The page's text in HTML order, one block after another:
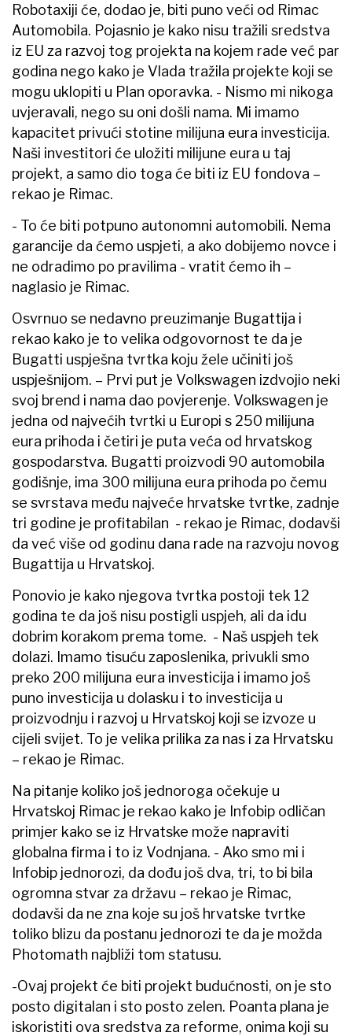
Robotaxiji će, dodao je, biti puno veći od Rimac
Automobila. Pojasnio je kako nisu tražili sredstva
iz EU za razvoj tog projekta na kojem rade već par
godina nego kako je Vlada tražila projekte koji se
mogu uklopiti u Plan oporavka. - Nismo mi nikoga
uvjeravali, nego su oni došli nama. Mi imamo
kapacitet privući stotine milijuna eura investicija.
Naši investitori će uložiti milijune eura u taj
projekt, a samo dio toga će biti iz EU fondova –
rekao je Rimac.
- To će biti potpuno autonomni automobili. Nema
garancije da ćemo uspjeti, a ako dobijemo novce i
ne odradimo po pravilima - vratit ćemo ih –
naglasio je Rimac.
Osvrnuo se nedavno preuzimanje Bugattija i
rekao kako je to velika odgovornost te da je
Bugatti uspješna tvrtka koju žele učiniti još
uspješnijom. – Prvi put je Volkswagen izdvojio neki
svoj brend i nama dao povjerenje. Volkswagen je
jedna od najvećih tvrtki u Europi s 250 milijuna
eura prihoda i četiri je puta veća od hrvatskog
gospodarstva. Bugatti proizvodi 90 automobila
godišnje, ima 300 milijuna eura prihoda po čemu
se svrstava među najveće hrvatske tvrtke, zadnje
tri godine je profitabilan - rekao je Rimac, dodavši
da već više od godinu dana rade na razvoju novog
Bugattija u Hrvatskoj.
Ponovio je kako njegova tvrtka postoji tek 12
godina te da još nisu postigli uspjeh, ali da idu
dobrim korakom prema tome. - Naš uspjeh tek
dolazi. Imamo tisuću zaposlenika, privukli smo
preko 200 milijuna eura investicija i imamo još
puno investicija u dolasku i to investicija u
proizvodnju i razvoj u Hrvatskoj koji se izvoze u
cijeli svijet. To je velika prilika za nas i za Hrvatsku
– rekao je Rimac.
Na pitanje koliko još jednoroga očekuje u
Hrvatskoj Rimac je rekao kako je Infobip odličan
primjer kako se iz Hrvatske može napraviti
globalna firma i to iz Vodnjana. - Ako smo mi i
Infobip jednorozi, da dođu još dva, tri, to bi bila
ogromna stvar za državu – rekao je Rimac,
dodavši da ne zna koje su još hrvatske tvrtke
toliko blizu da postanu jednorozi te da je možda
Photomath najbliži tom statusu.
-Ovaj projekt će biti projekt budućnosti, on je sto
posto digitalan i sto posto zelen. Poanta plana je
iskoristiti ova sredstva za reforme, onima koji su